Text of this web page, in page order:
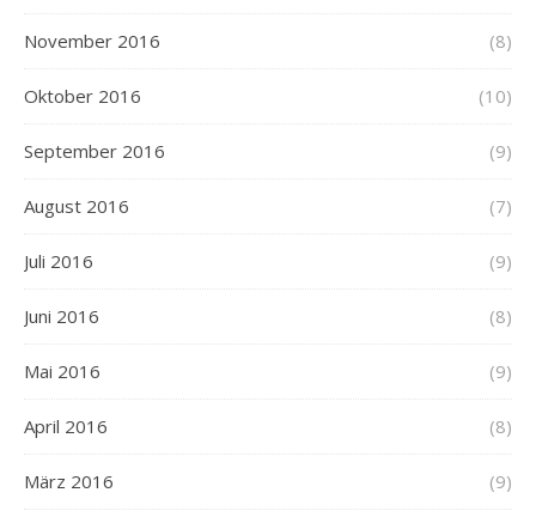
November 2016 (8)
Oktober 2016 (10)
September 2016 (9)
August 2016 (7)
Juli 2016 (9)
Juni 2016 (8)
Mai 2016 (9)
April 2016 (8)
März 2016 (9)